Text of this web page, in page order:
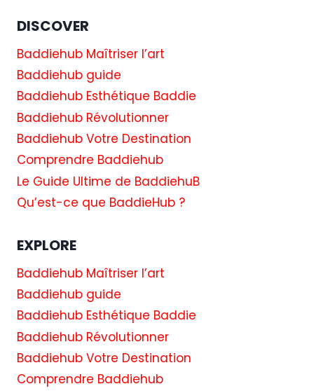
DISCOVER
Baddiehub Maîtriser l’art
Baddiehub guide
Baddiehub Esthétique Baddie
Baddiehub Révolutionner
Baddiehub Votre Destination
Comprendre Baddiehub
Le Guide Ultime de BaddiehuB
Qu’est-ce que BaddieHub ?
EXPLORE
Baddiehub Maîtriser l’art
Baddiehub guide
Baddiehub Esthétique Baddie
Baddiehub Révolutionner
Baddiehub Votre Destination
Comprendre Baddiehub